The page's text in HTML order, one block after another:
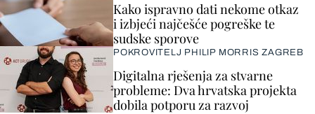
Kako ispravno dati nekome otkaz
i izbjeći najčešće pogreške te
sudske sporove
POKROVITELJ PHILIP MORRIS ZAGREB
Digitalna rješenja za stvarne
probleme: Dva hrvatska projekta
dobila potporu za razvoj